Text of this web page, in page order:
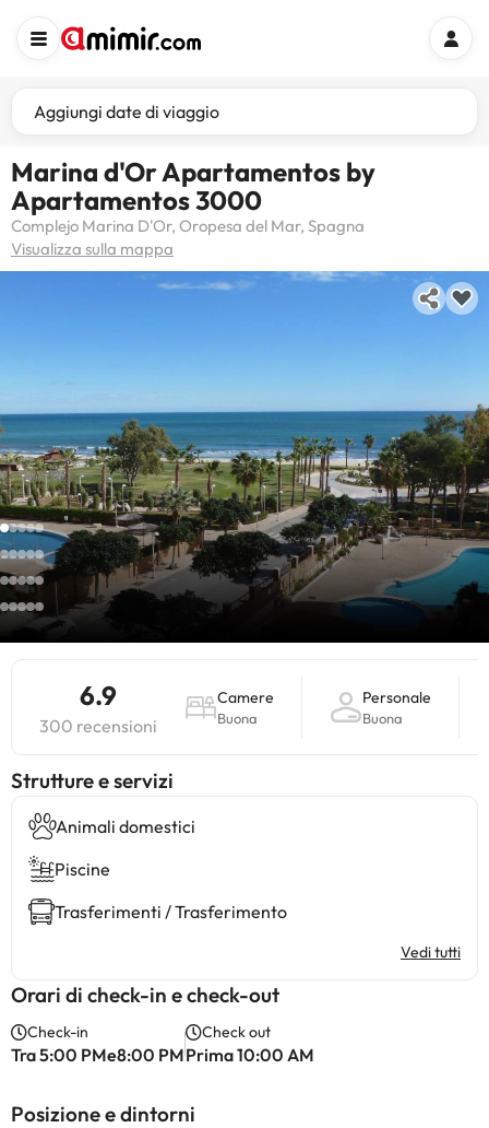
Aggiungi date di viaggio
Marina d'Or Apartamentos by
Apartamentos 3000
Complejo Marina D'Or, Oropesa del Mar, Spagna
Visualizza sulla mappa
6.9
300 recensioni
Camere
Buona
Personale
Buona
​Strutture e servizi
Animali domestici
Piscine
Trasferimenti / Trasferimento
Vedi tutti
Orari di check-in e check-out
Check-in
Tra 5:00 PMe8:00 PM
Check out
Prima 10:00 AM
Posizione e dintorni